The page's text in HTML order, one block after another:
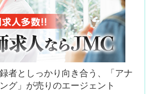
者としっかり向き合う、「アナ
グ」が売りのエージェント